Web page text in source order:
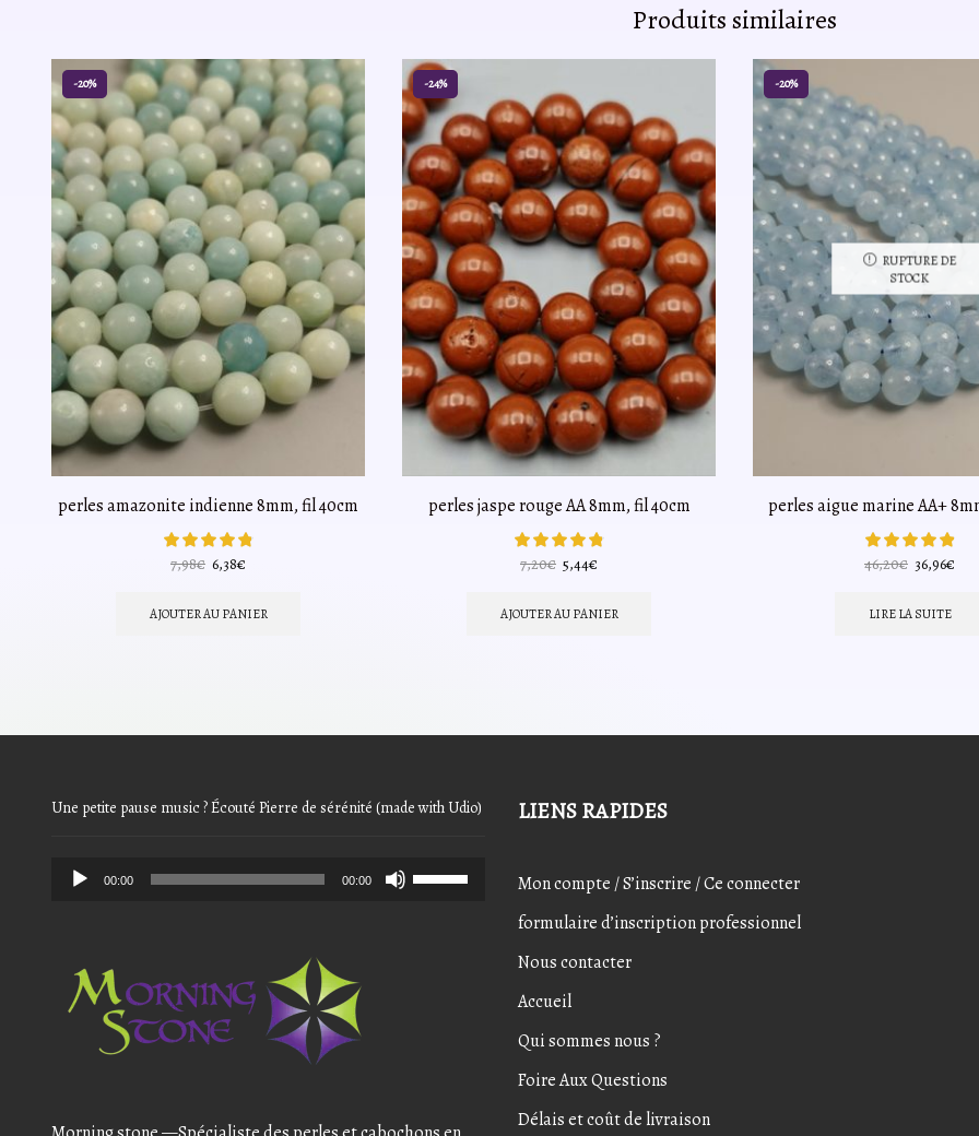
Produits similaires
-20%
perles amazonite indienne 8mm, fil 40cm
7,98€ Le
initial
6,38€
actuel
AJOUTER AU PANIER
-24%
perles jaspe rouge AA 8mm, fil 40cm
7,20€ Le
initial
5,44€
actuel
AJOUTER AU PANIER
RUPTURE DE
STOCK
-20%
perles aigue marine AA+
46,20€ Le
initial
36,96€
LIRE LA SUITE
Une petite pause music ? Écouté Pierre de sérénité (made with Udio)
Audio
00:00 00:00
Use
LIENS RAPIDES
Mon compte / S’inscrire / Ce connecter
formulaire d’inscription professionnel
Nous contacter
Accueil
Qui sommes nous ?
Foire Aux Questions
Délais et coût de livraison